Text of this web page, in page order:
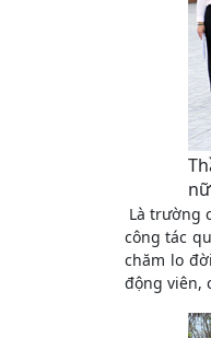
Là trường
công tác
chăm lo
động viên,